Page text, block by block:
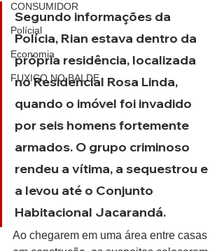
CONSUMIDOR
Polícial
Economia
FUXICO NO BALDE
Segundo informações da
Polícia, Rian estava dentro da
própria residência, localizada
no Residencial Rosa Linda,
quando o imóvel foi invadido
por seis homens fortemente
armados. O grupo criminoso
rendeu a vítima, a sequestrou e
a levou até o Conjunto
Habitacional Jacarandá.
Ao chegarem em uma área entre casas